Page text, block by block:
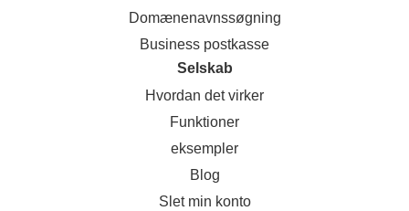
Domænenavnssøgning
Business postkasse
Selskab
Hvordan det virker
Funktioner
eksempler
Blog
Slet min konto